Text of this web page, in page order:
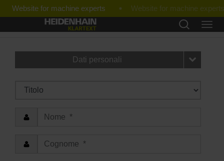
Website for machine experts
Dati personali